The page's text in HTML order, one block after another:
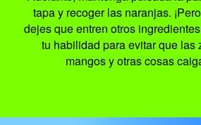
tapa y recoger las naranjas.
dejes que entren otros
tu habilidad para evitar que las
mangos y otras cosas